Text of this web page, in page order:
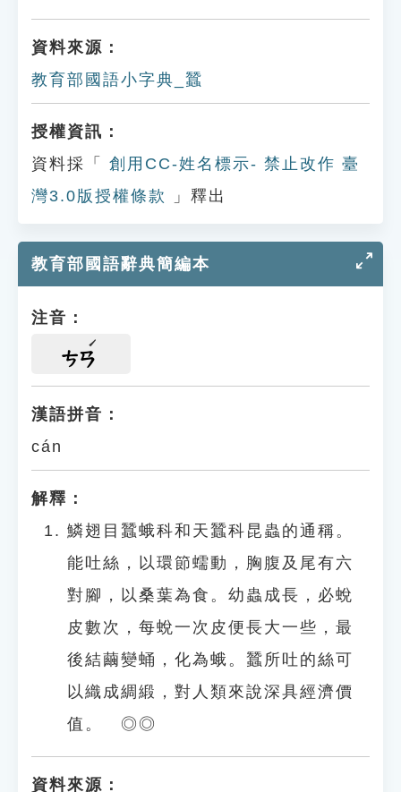
資料來源：
教育部國語小字典_蠶
授權資訊：
資料採「
創用CC-姓名標示- 禁止改作 臺
灣3.0版授權條款
」釋出
教育部國語辭典簡編本
注音：
ㄘㄢ
漢語拼音：
cán
解釋：
鱗翅目蠶蛾科和天蠶科昆蟲的通稱。
能吐絲，以環節蠕動，胸腹及尾有六
對腳，以桑葉為食。幼蟲成長，必蛻
皮數次，每蛻一次皮便長大一些，最
後結繭變蛹，化為蛾。蠶所吐的絲可
以織成綢緞，對人類來說深具經濟價
值。 ◎◎
資料來源：